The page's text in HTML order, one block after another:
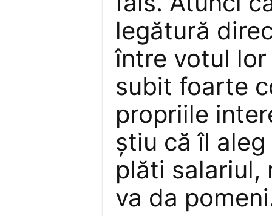
legătură
între votul
subit foarte
propriile
ştiu că îl
plăti salariul,
va da